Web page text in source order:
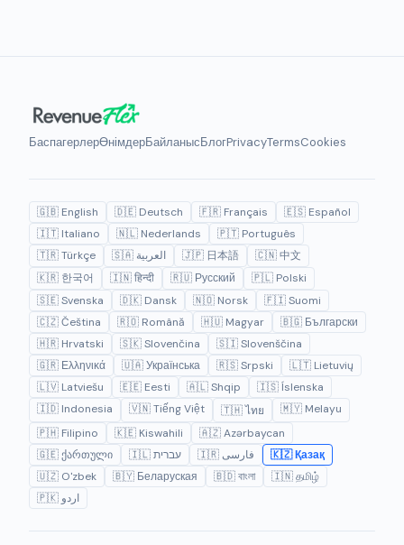
БаспагерлерӨнімдерБайланысБлогPrivacyTermsCookies
🇬🇧 English 🇩🇪 Deutsch 🇫🇷 Français
🇪🇸 Español
🇮🇹 Italiano
🇳🇱 Nederlands
🇵🇹 Português
🇹🇷 Türkçe
🇸🇦 العربية 🇯🇵 日本語
🇨🇳 中文
🇰🇷 한국어
🇮🇳 हिन्दी 🇷🇺 Русский
🇵🇱 Polski
🇸🇪 Svenska
🇩🇰 Dansk 🇳🇴 Norsk
🇫🇮 Suomi
🇨🇿 Čeština
🇷🇴 Română 🇭🇺 Magyar
🇧🇬 Български
🇭🇷 Hrvatski
🇸🇰 Slovenčina
🇸🇮 Slovenščina
🇬🇷 Ελληνικά
🇺🇦 Українська 🇷🇸 Srpski
🇱🇹 Lietuvių
🇱🇻 Latviešu
🇪🇪 Eesti 🇦🇱 Shqip
🇮🇸 Íslenska
🇮🇩 Indonesia
🇻🇳 Tiếng Việt 🇹🇭 ไทย
🇲🇾 Melayu
🇵🇭 Filipino
🇰🇪 Kiswahili
🇦🇿 Azərbaycan
🇬🇪 ქართული
🇮🇱 עברית 🇮🇷 فارسی
🇰🇿 Қазақ
🇺🇿 O'zbek
🇧🇾 Беларуская 🇧🇩 বাংলা
🇮🇳 தமிழ்
🇵🇰 اردو